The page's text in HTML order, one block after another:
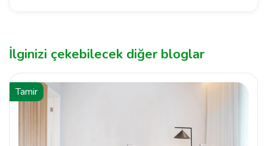
İlginizi çekebilecek diğer bloglar
Tamir